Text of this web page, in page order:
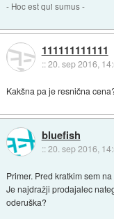
- Hoc est qui sumus -
111111111111
::20. sep 2016,
Kakšna pa je resnična
bluefish
::20. sep 2016,
Primer. Pred kratkim sem
Je najdražji prodajalec
oderuška?